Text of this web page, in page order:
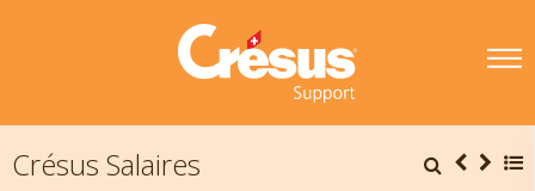
Crésus Salaires